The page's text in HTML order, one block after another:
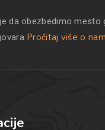
da obezbedimo
Pročitaj više o